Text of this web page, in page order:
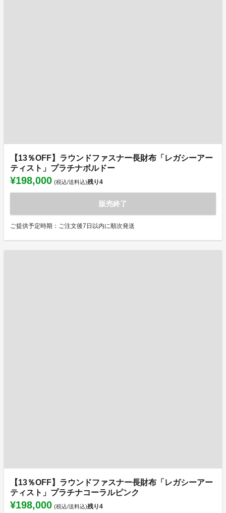
【13％OFF】ラウンドファスナー長財布「レガシーアー
ティスト」プラチナボルドー
¥198,000 (税込/送料込)残り4
販売終了
ご提供予定時期：ご注文後7日以内に順次発送
【13％OFF】ラウンドファスナー長財布「レガシーアー
ティスト」プラチナコーラルピンク
¥198,000 (税込/送料込)残り4